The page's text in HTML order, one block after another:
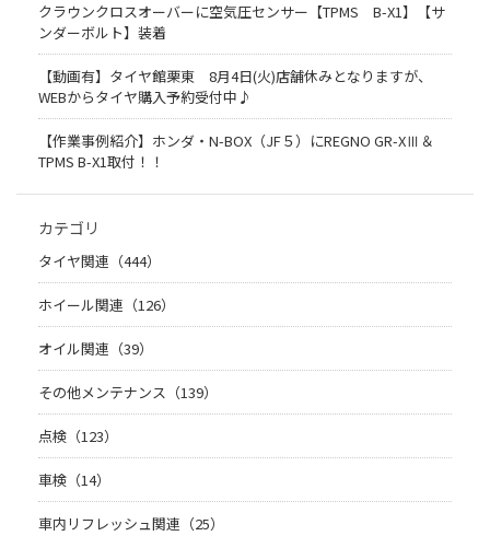
クラウンクロスオーバーに空気圧センサー【TPMS B-X1】【サ
ンダーボルト】装着
【動画有】タイヤ館栗東 8月4日(火)店舗休みとなりますが、
WEBからタイヤ購入予約受付中♪
【作業事例紹介】ホンダ・N-BOX（JF５）にREGNO GR-XⅢ＆
TPMS B-X1取付！！
カテゴリ
タイヤ関連（444）
ホイール関連（126）
オイル関連（39）
その他メンテナンス（139）
点検（123）
車検（14）
車内リフレッシュ関連（25）